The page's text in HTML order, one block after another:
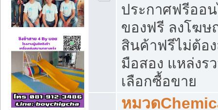
ประกาศฟรีออ
ของฟรี ลงโฆ
สินค้าฟรีไม่ต้อ
มือสอง แหล่งร
เลือกซื้อขาย
หมวด